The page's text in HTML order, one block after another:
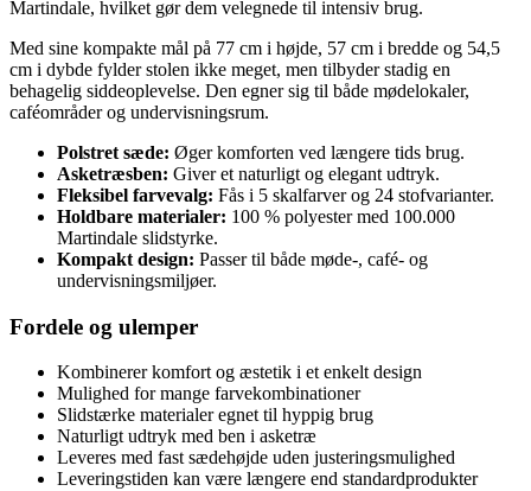
Martindale, hvilket gør dem velegnede til intensiv brug.
Med sine kompakte mål på 77 cm i højde, 57 cm i bredde og 54,5
cm i dybde fylder stolen ikke meget, men tilbyder stadig en
behagelig siddeoplevelse. Den egner sig til både mødelokaler,
caféområder og undervisningsrum.
Polstret sæde: Øger komforten ved længere tids brug.
Asketræsben: Giver et naturligt og elegant udtryk.
Fleksibel farvevalg: Fås i 5 skalfarver og 24 stofvarianter.
Holdbare materialer: 100 % polyester med 100.000
Martindale slidstyrke.
Kompakt design: Passer til både møde-, café- og
undervisningsmiljøer.
Fordele og ulemper
Kombinerer komfort og æstetik i et enkelt design
Mulighed for mange farvekombinationer
Slidstærke materialer egnet til hyppig brug
Naturligt udtryk med ben i asketræ
Leveres med fast sædehøjde uden justeringsmulighed
Leveringstiden kan være længere end standardprodukter